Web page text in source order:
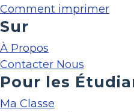
Comment imprimer
Sur
À Propos
Contacter Nous
Pour les
Ma Classe